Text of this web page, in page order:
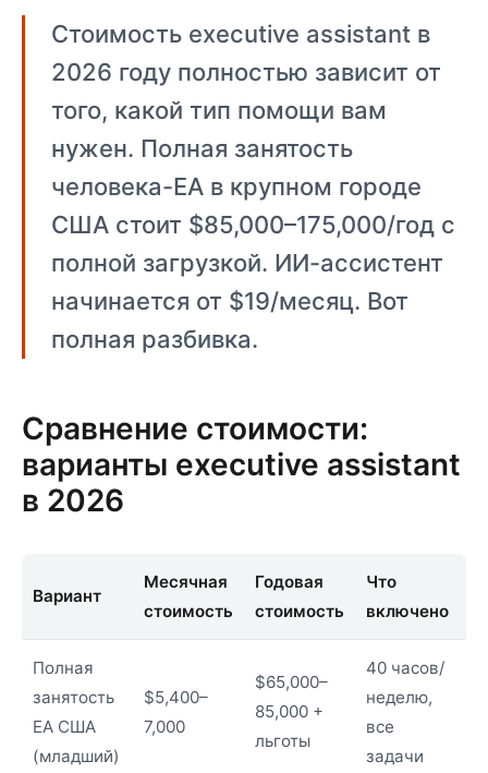
Стоимость executive assistant в
2026 году полностью зависит от
того, какой тип помощи вам
нужен. Полная занятость
человека-EA в крупном городе
США стоит $85,000–175,000/год с
полной загрузкой. ИИ-ассистент
начинается от $19/месяц. Вот
полная разбивка.
Сравнение стоимости:
варианты executive assistant
в 2026
Вариант
Месячная
стоимость
Годовая
стоимость
Что
включено
Полная
занятость
EA США
(младший)
$5,400–
7,000
$65,000–
85,000 +
льготы
40 часов/
неделю,
все
задачи